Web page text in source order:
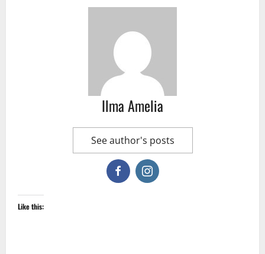
Ilma Amelia
See author's posts
Like this: